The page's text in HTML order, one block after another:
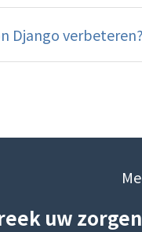
Django
uw